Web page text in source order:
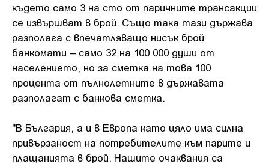
където само 3 на сто от паричните трансакции
се извършват в брой. Също така тази държава
разполага с впечатляващо нисък брой
банкомати – само 32 на 100 000 души от
населението, но за сметка на това 100
процента от пълнолетните в държавата
разполагат с банкова сметка.
"В България, а и в Европа като цяло има силна
привързаност на потребителите към парите и
плащанията в брой. Нашите очаквания са